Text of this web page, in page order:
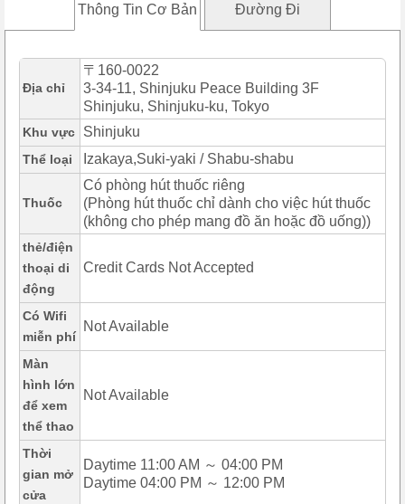
Thông Tin Cơ Bản Đường Đi
Địa chỉ
〒160-0022
3-34-11, Shinjuku Peace Building 3F
Shinjuku, Shinjuku-ku, Tokyo
Khu vực Shinjuku
Thể loại Izakaya,Suki-yaki / Shabu-shabu
Thuốc
Có phòng hút thuốc riêng
(Phòng hút thuốc chỉ dành cho việc hút thuốc
(không cho phép mang đồ ăn hoặc đồ uống))
thẻ/điện
thoại di
động
Credit Cards Not Accepted
Có Wifi
miễn phí
Not Available
Màn
hình lớn
để xem
thể thao
Not Available
Thời
gian mở
cửa
Daytime 11:00 AM ～ 04:00 PM
Daytime 04:00 PM ～ 12:00 PM